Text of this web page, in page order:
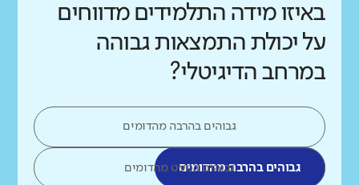
באיזו מידה התלמידים מדווחים
על יכולת התמצאות גבוהה
במרחב הדיגיטלי?
גבוהים בהרבה מהדומים
גבוהים בהרבה מהדומיםגבוהים במעט מהדומים